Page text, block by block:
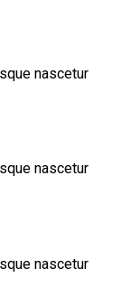
nascetur
nascetur
nascetur